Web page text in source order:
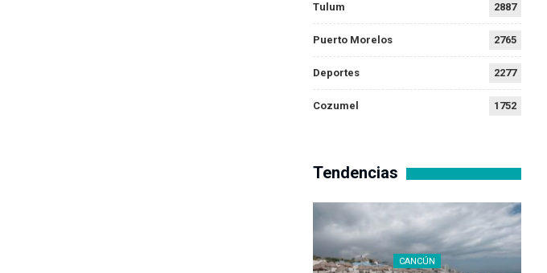
Tulum 2887
Puerto Morelos 2765
Deportes 2277
Cozumel 1752
Tendencias
CANCÚN